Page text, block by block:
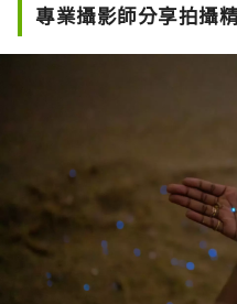
專業攝影師分享拍攝